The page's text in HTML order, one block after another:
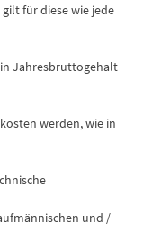
für diese wie jede
Jahresbruttogehalt
werden, wie in
und /